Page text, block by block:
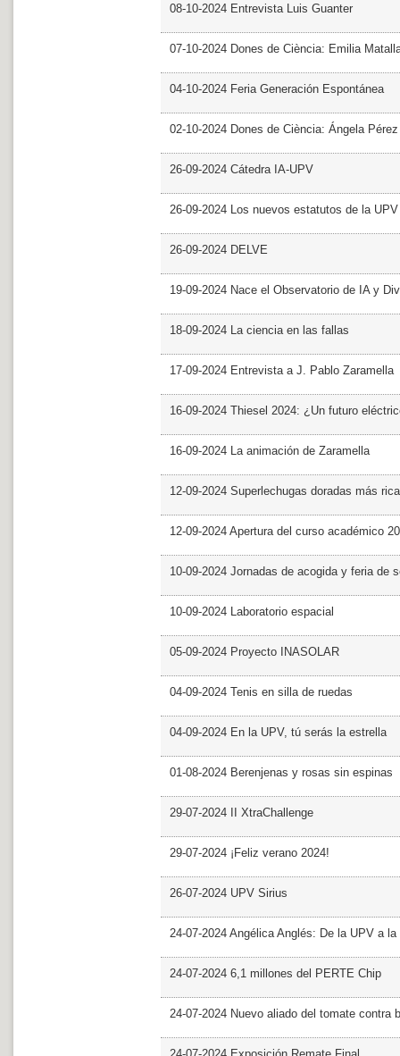
08-10-2024 Entrevista Luis Guanter
07-10-2024 Dones de Ciència: Emilia
04-10-2024 Feria Generación Espontánea
02-10-2024 Dones de Ciència: Ángela Pérez
26-09-2024 Cátedra IA-UPV
26-09-2024 Los nuevos estatutos de la
26-09-2024 DELVE
19-09-2024 Nace el Observatorio de IA y
18-09-2024 La ciencia en las fallas
17-09-2024 Entrevista a J. Pablo Zaramella
16-09-2024 Thiesel 2024: ¿Un futuro
16-09-2024 La animación de Zaramella
12-09-2024 Superlechugas doradas más
12-09-2024 Apertura del curso académico
10-09-2024 Jornadas de acogida y feria de
10-09-2024 Laboratorio espacial
05-09-2024 Proyecto INASOLAR
04-09-2024 Tenis en silla de ruedas
04-09-2024 En la UPV, tú serás la estrella
01-08-2024 Berenjenas y rosas sin espinas
29-07-2024 II XtraChallenge
29-07-2024 ¡Feliz verano 2024!
26-07-2024 UPV Sirius
24-07-2024 Angélica Anglés: De la UPV a
24-07-2024 6,1 millones del PERTE Chip
24-07-2024 Nuevo aliado del tomate contra